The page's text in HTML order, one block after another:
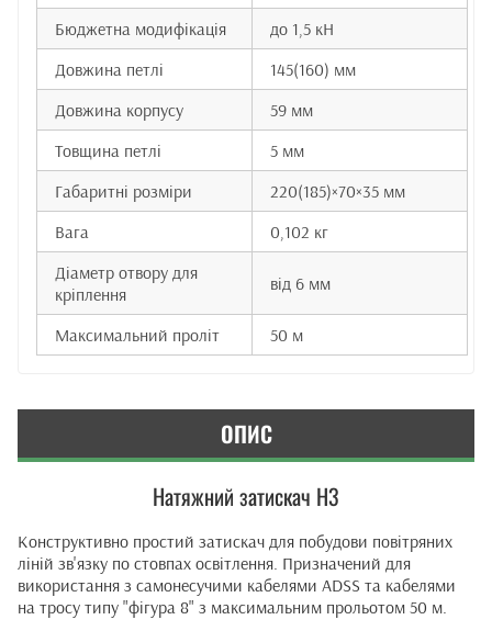
Бюджетна модифікація
до 1,5 кН
Довжина петлі
145(160) мм
Довжина корпусу
59 мм
Товщина петлі
5 мм
Габаритні розміри
220(185)×70×35 мм
Вага
0,102 кг
Діаметр отвору для
кріплення
від 6 мм
Максимальний проліт 50 м
ОПИС
Натяжний затискач Н3
Конструктивно простий затискач для побудови повітряних
ліній зв'язку по стовпах освітлення. Призначений для
використання з самонесучими кабелями ADSS та кабелями
на тросу типу "фігура 8" з максимальним прольотом 50 м.